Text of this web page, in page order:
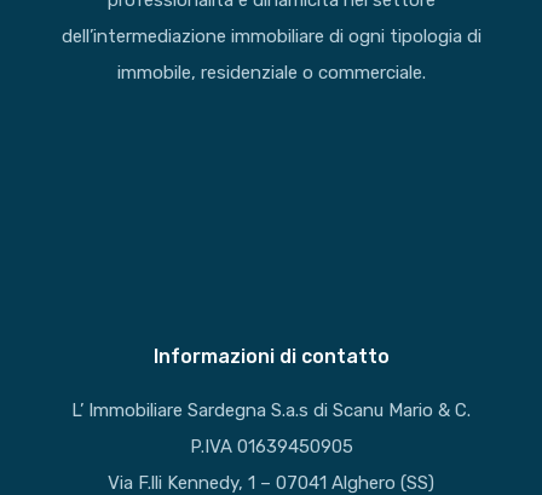
dell’intermediazione immobiliare di ogni tipologia di
immobile, residenziale o commerciale.
Informazioni di contatto
L’ Immobiliare Sardegna S.a.s di Scanu Mario & C.
P.IVA 01639450905
Via F.lli Kennedy, 1 – 07041 Alghero (SS)